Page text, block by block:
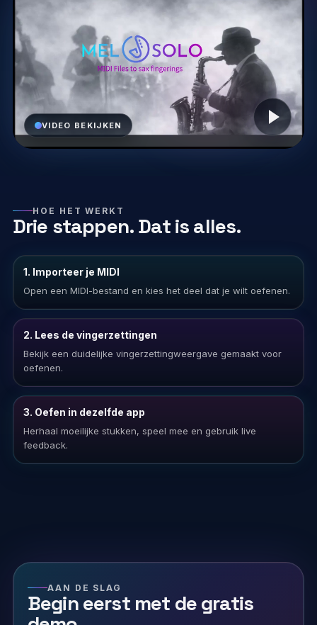
VIDEO BEKIJKEN Play video
HOE HET WERKT
Drie stappen. Dat is alles.
1. Importeer je MIDI
Open een MIDI-bestand en kies het deel dat je wilt oefenen.
2. Lees de vingerzettingen
Bekijk een duidelijke vingerzettingweergave gemaakt voor
oefenen.
3. Oefen in dezelfde app
Herhaal moeilijke stukken, speel mee en gebruik live
feedback.
AAN DE SLAG
Begin eerst met de gratis